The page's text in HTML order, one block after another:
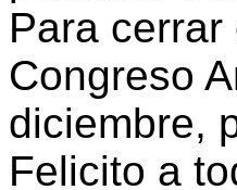
Para
Congreso
diciembre,
Felicito a